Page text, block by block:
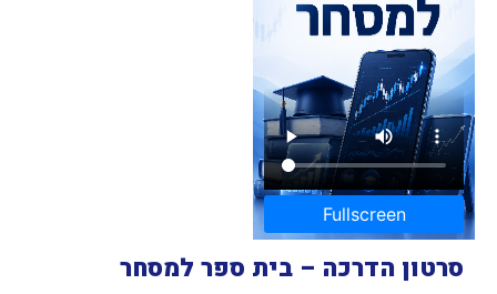
Fullscreen
סרטון הדרכה – בית ספר למסחר